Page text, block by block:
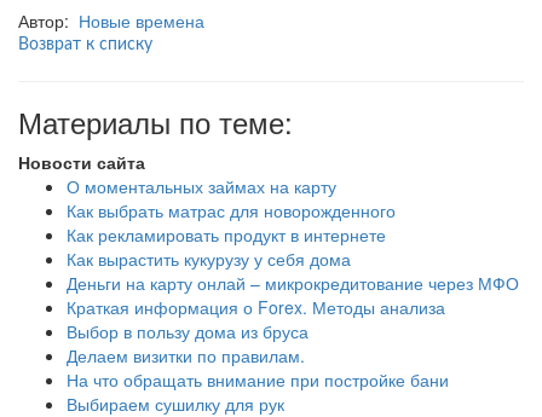
Автор: Новые времена
Возврат к списку
Материалы по теме:
Новости сайта
О моментальных займах на карту
Как выбрать матрас для новорожденного
Как рекламировать продукт в интернете
Как вырастить кукурузу у себя дома
Деньги на карту онлай – микрокредитование через МФО
Краткая информация о Forex. Методы анализа
Выбор в пользу дома из бруса
Делаем визитки по правилам.
На что обращать внимание при постройке бани
Выбираем сушилку для рук